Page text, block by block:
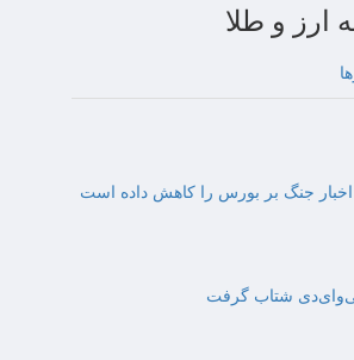
ارز و طلا
اخبار جنگ بر بورس را کاهش داده است
شتاب گرفت